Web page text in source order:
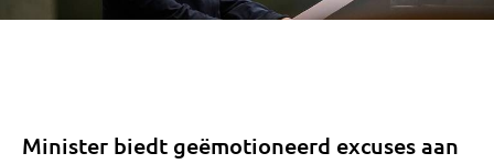
Minister biedt geëmotioneerd excuses aan